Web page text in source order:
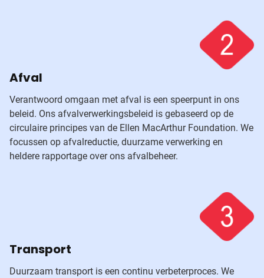
Afval
Verantwoord omgaan met afval is een speerpunt in ons
beleid. Ons afvalverwerkingsbeleid is gebaseerd op de
circulaire principes van de Ellen MacArthur Foundation. We
focussen op afvalreductie, duurzame verwerking en
heldere rapportage over ons afvalbeheer.
Transport
Duurzaam transport is een continu verbeterproces. We